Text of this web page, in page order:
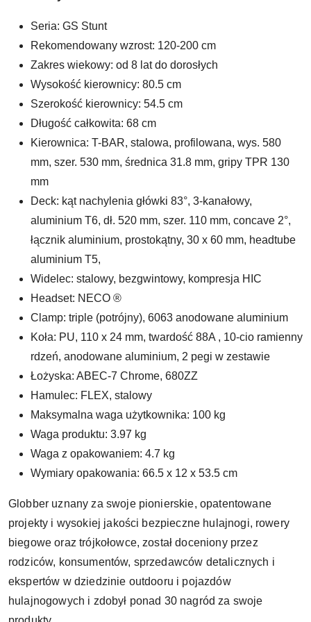
Seria: GS Stunt
Rekomendowany wzrost: 120-200 cm
Zakres wiekowy: od 8 lat do dorosłych
Wysokość kierownicy: 80.5 cm
Szerokość kierownicy: 54.5 cm
Długość całkowita: 68 cm
Kierownica: T-BAR, stalowa, profilowana, wys. 580
mm, szer. 530 mm, średnica 31.8 mm, gripy TPR 130
mm
Deck: kąt nachylenia główki 83°, 3-kanałowy,
aluminium T6, dł. 520 mm, szer. 110 mm, concave 2°,
łącznik aluminium, prostokątny, 30 x 60 mm, headtube
aluminium T5,
Widelec: stalowy, bezgwintowy, kompresja HIC
Headset: NECO ®
Clamp: triple (potrójny), 6063 anodowane aluminium
Koła: PU, 110 x 24 mm, twardość 88A , 10-cio ramienny
rdzeń, anodowane aluminium, 2 pegi w zestawie
Łożyska: ABEC-7 Chrome, 680ZZ
Hamulec: FLEX, stalowy
Maksymalna waga użytkownika: 100 kg
Waga produktu: 3.97 kg
Waga z opakowaniem: 4.7 kg
Wymiary opakowania: 66.5 x 12 x 53.5 cm
Globber uznany za swoje pionierskie, opatentowane
projekty i wysokiej jakości bezpieczne hulajnogi, rowery
biegowe oraz trójkołowce, został doceniony przez
rodziców, konsumentów, sprzedawców detalicznych i
ekspertów w dziedzinie outdooru i pojazdów
hulajnogowych i zdobył ponad 30 nagród za swoje